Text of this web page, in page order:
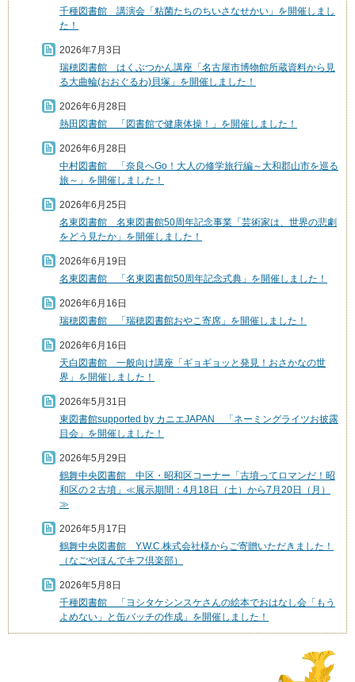
千種図書館 講演会「粘菌たちのちいさなせかい」を開催しまし
た！
2026年7月3日
瑞穂図書館 はくぶつかん講座「名古屋市博物館所蔵資料から見
る大曲輪(おおぐるわ)貝塚」を開催しました！
2026年6月28日
熱田図書館 「図書館で健康体操！」を開催しました！
2026年6月28日
中村図書館 「奈良へGo！大人の修学旅行編～大和郡山市を巡る
旅～」を開催しました！
2026年6月25日
名東図書館 名東図書館50周年記念事業「芸術家は、世界の悲劇
をどう見たか」を開催しました！
2026年6月19日
名東図書館 「名東図書館50周年記念式典」を開催しました！
2026年6月16日
瑞穂図書館 「瑞穂図書館おやこ寄席」を開催しました！
2026年6月16日
天白図書館 一般向け講座「ギョギョッと発見！おさかなの世
界」を開催しました！
2026年5月31日
東図書館supported by カニエJAPAN 「ネーミングライツお披露
目会」を開催しました！
2026年5月29日
鶴舞中央図書館 中区・昭和区コーナー「古墳ってロマンだ！昭
和区の２古墳」≪展示期間：4月18日（土）から7月20日（月）
≫
2026年5月17日
鶴舞中央図書館 Y.W.C.株式会社様からご寄贈いただきました！
（なごやほんでキフ倶楽部）
2026年5月8日
千種図書館 「ヨシタケシンスケさんの絵本でおはなし会「もう
よめない」と缶バッチの作成」を開催しました！